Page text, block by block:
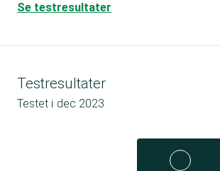
Se testresultater
Testresultater
Testet i dec 2023